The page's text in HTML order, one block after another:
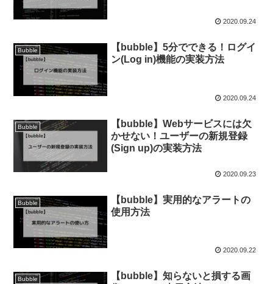
2020.09.24
Bubble
【bubble】5分でできる！ログイ
ン(Log in)機能の実装方法
2020.09.24
Bubble
【bubble】Webサービスには欠
かせない！ユーザーの新規登録
(Sign up)の実装方法
2020.09.23
Bubble
【bubble】実用的なアラートの
使用方法
2020.09.22
Bubble
【bubble】知らないと損する画